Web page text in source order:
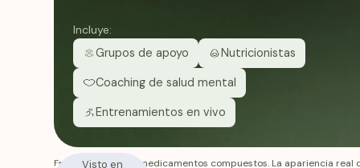
Visto en
Incluye:
Grupos de apoyo
Nutricionistas
Coaching de salud mental
Entrenamientos en vivo
Fridays no fabrica medicamentos compuestos. La apariencia